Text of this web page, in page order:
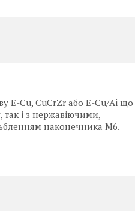
E-Cu, CuCrZr або E-Cu/Ai що
і з нержавіючими,
наконечника M6.